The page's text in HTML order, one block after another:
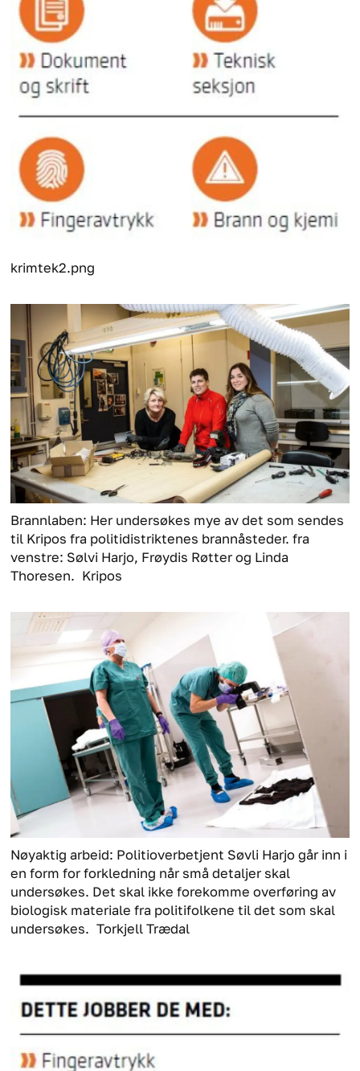
krimtek2.png
Brannlaben: Her undersøkes mye av det som sendes
til Kripos fra politidistriktenes brannåsteder. fra
venstre: Sølvi Harjo, Frøydis Røtter og Linda
Thoresen. Kripos
Nøyaktig arbeid: Politioverbetjent Søvli Harjo går inn i
en form for forkledning når små detaljer skal
undersøkes. Det skal ikke forekomme overføring av
biologisk materiale fra politifolkene til det som skal
undersøkes. Torkjell Trædal